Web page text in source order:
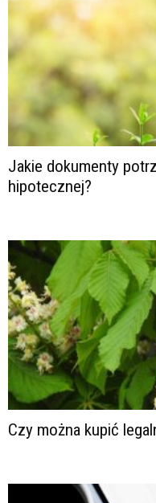
Jakie dokumenty
hipotecznej?
Czy można kupić